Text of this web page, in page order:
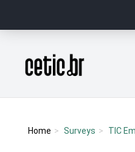
Página inicial
Home Surveys TIC